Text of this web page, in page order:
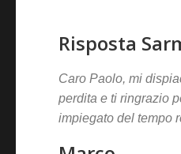
Risposta
Caro Paolo, mi
perdita e ti ringrazio
impiegato del tempo